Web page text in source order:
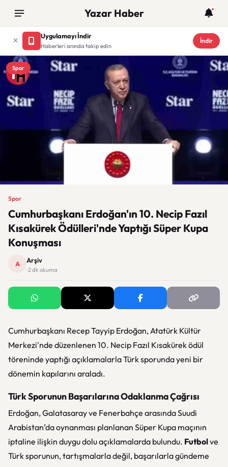
Yazar Haber
Uygulamayı İndir
Haberleri anında takip edin
İndir
Spor
Spor
Cumhurbaşkanı Erdoğan'ın 10. Necip Fazıl
Kısakürek Ödülleri'nde Yaptığı Süper Kupa
Konuşması
A Arşiv
· 2 dk okuma
Cumhurbaşkanı Recep Tayyip Erdoğan, Atatürk Kültür
Merkezi'nde düzenlenen 10. Necip Fazıl Kısakürek ödül
töreninde yaptığı açıklamalarla Türk sporunda yeni bir
dönemin kapılarını araladı.
Türk Sporunun Başarılarına Odaklanma Çağrısı
Erdoğan, Galatasaray ve Fenerbahçe arasında Suudi
Arabistan’da oynanması planlanan Süper Kupa maçının
iptaline ilişkin duygu dolu açıklamalarda bulundu. Futbolve
Türk sporunun, tartışmalarla değil, başarılarla gündeme